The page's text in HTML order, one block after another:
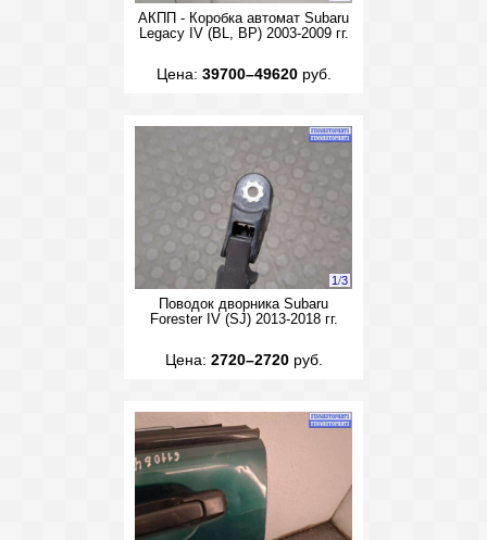
АКПП - Коробка автомат Subaru
Legacy IV (BL, BP) 2003-2009 гг.
Цена: 39700–49620руб.
1/3
Поводок дворника Subaru
Forester IV (SJ) 2013-2018 гг.
Цена: 2720–2720руб.